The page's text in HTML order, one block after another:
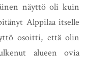
näyttö oli kuin
Alppilaa itselle
osoitti, että olin
alueen ovia